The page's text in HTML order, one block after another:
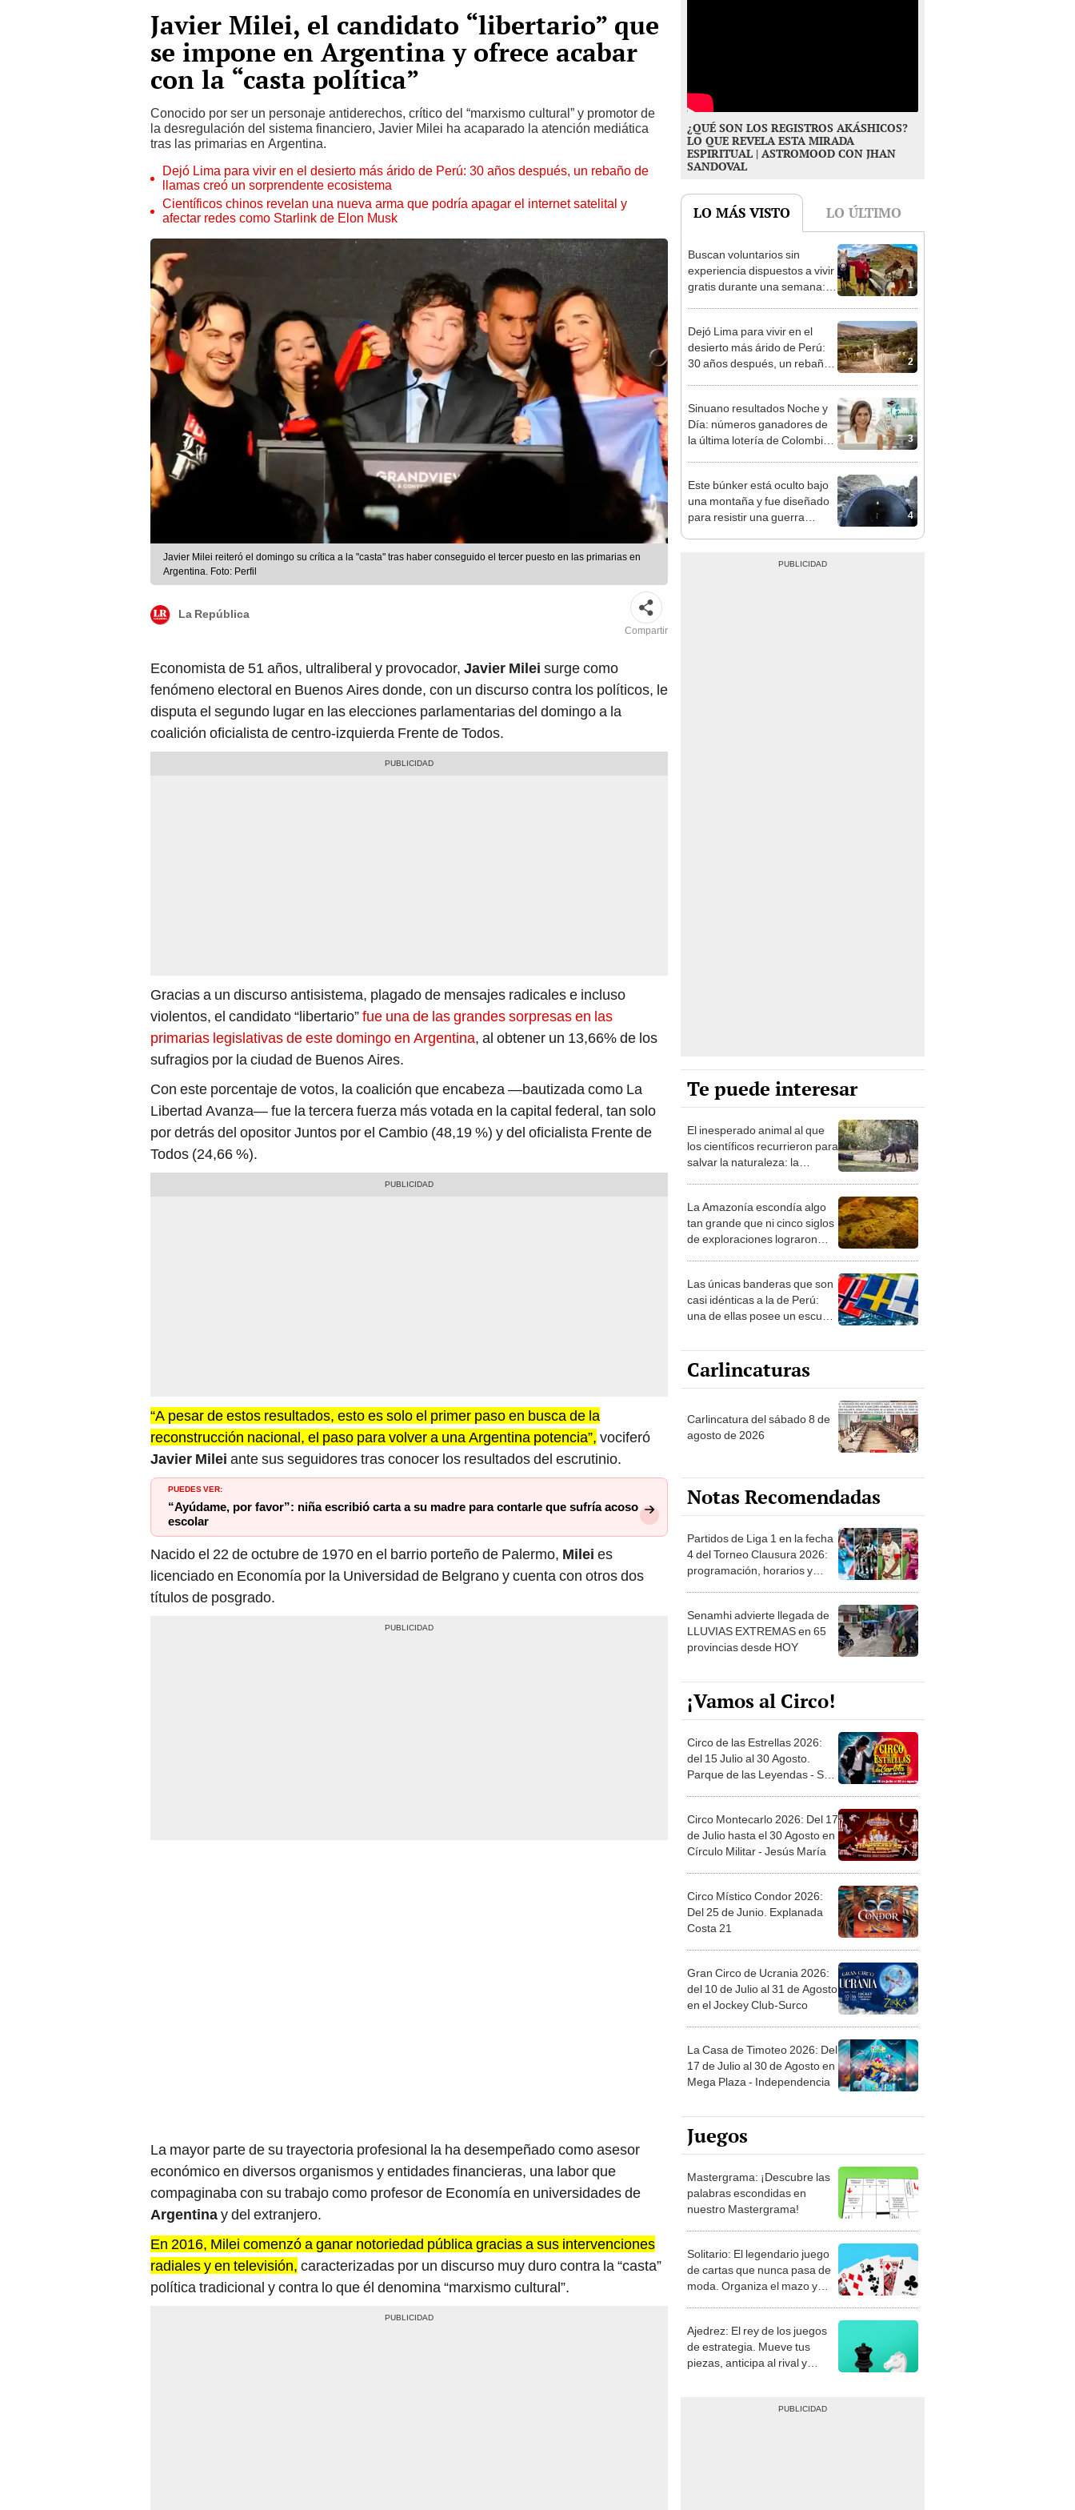
Javier Milei, el candidato “libertario” que
se impone en Argentina y ofrece acabar
con la “casta política”
Conocido por ser un personaje antiderechos, crítico del “marxismo cultural” y promotor de
la desregulación del sistema financiero, Javier Milei ha acaparado la atención mediática
tras las primarias en Argentina.
Dejó Lima para vivir en el desierto más árido de Perú: 30 años después, un rebaño de
llamas creó un sorprendente ecosistema
Científicos chinos revelan una nueva arma que podría apagar el internet satelital y
afectar redes como Starlink de Elon Musk
Javier Milei reiteró el domingo su crítica a la "casta" tras haber conseguido el tercer puesto en las primarias en
Argentina. Foto: Perfil
La República
Compartir
Economista de 51 años, ultraliberal y provocador, Javier Milei surge como
fenómeno electoral en Buenos Aires donde, con un discurso contra los políticos, le
disputa el segundo lugar en las elecciones parlamentarias del domingo a la
coalición oficialista de centro-izquierda Frente de Todos.
Gracias a un discurso antisistema, plagado de mensajes radicales e incluso
violentos, el candidato “libertario”fue una de las grandes sorpresas en las
primarias legislativas de este domingo en Argentina, al obtener un 13,66% de los
sufragios por la ciudad de Buenos Aires.
Con este porcentaje de votos, la coalición que encabeza —bautizada como La
Libertad Avanza— fue la tercera fuerza más votada en la capital federal, tan solo
por detrás del opositor Juntos por el Cambio (48,19 %) y del oficialista Frente de
Todos (24,66 %).
“A pesar de estos resultados, esto es solo el primer paso en busca de la
reconstrucción nacional, el paso para volver a una Argentina potencia”, vociferó
Javier Milei ante sus seguidores tras conocer los resultados del escrutinio.
PUEDES VER:
“Ayúdame, por favor”: niña escribió carta a su madre para contarle que sufría acoso
escolar
Nacido el 22 de octubre de 1970 en el barrio porteño de Palermo, Milei es
licenciado en Economía por la Universidad de Belgrano y cuenta con otros dos
títulos de posgrado.
La mayor parte de su trayectoria profesional la ha desempeñado como asesor
económico en diversos organismos y entidades financieras, una labor que
compaginaba con su trabajo como profesor de Economía en universidades de
Argentinay del extranjero.
En 2016, Milei comenzó a ganar notoriedad pública gracias a sus intervenciones
radiales y en televisión, caracterizadas por un discurso muy duro contra la “casta”
política tradicional y contra lo que él denomina “marxismo cultural”.
¿QUÉ SON LOS REGISTROS AKÁSHICOS?
LO QUE REVELA ESTA MIRADA
ESPIRITUAL | ASTROMOOD CON JHAN
SANDOVAL
LO MÁS VISTO LO ÚLTIMO
1
Buscan voluntarios sin
experiencia dispuestos a vivir
gratis durante una semana:
un refugio por 2 horas
2
Dejó Lima para vivir en el
desierto más árido de Perú:
30 años después, un rebaño
3
Sinuano resultados Noche y
Día: números ganadores de
la última lotería de Colombia
4
Este búnker está oculto bajo
una montaña y fue diseñado
para resistir una guerra
Te puede interesar
El inesperado animal al que
los científicos recurrieron para
salvar la naturaleza: la
desierto en un paisaje con
más vida
La Amazonía escondía algo
tan grande que ni cinco siglos
de exploraciones lograron
sabía sobre su pasado
Las únicas banderas que son
casi idénticas a la de Perú:
una de ellas posee un escudo
Carlincaturas
Carlincatura del sábado 8 de
agosto de 2026
Notas Recomendadas
Partidos de Liga 1 en la fecha
4 del Torneo Clausura 2026:
programación, horarios y
Senamhi advierte llegada de
LLUVIAS EXTREMAS en 65
provincias desde HOY
¡Vamos al Circo!
Circo de las Estrellas 2026:
del 15 Julio al 30 Agosto.
Parque de las Leyendas - San
Circo Montecarlo 2026: Del 17
de Julio hasta el 30 Agosto en
Círculo Militar - Jesús María
Circo Místico Condor 2026:
Del 25 de Junio. Explanada
Costa 21
Gran Circo de Ucrania 2026:
del 10 de Julio al 31 de Agosto
en el Jockey Club-Surco
La Casa de Timoteo 2026: Del
17 de Julio al 30 de Agosto en
Mega Plaza - Independencia
Juegos
Mastergrama: ¡Descubre las
palabras escondidas en
nuestro Mastergrama!
Solitario: El legendario juego
de cartas que nunca pasa de
moda. Organiza el mazo y
Ajedrez: El rey de los juegos
de estrategia. Mueve tus
piezas, anticipa al rival y